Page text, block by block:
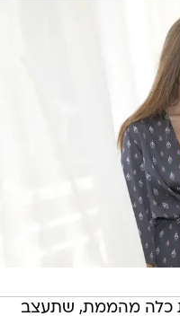
כלה מהממת, שתעצב